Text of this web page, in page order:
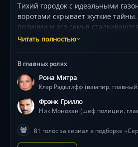
Тихий городок с идеальными
воротами скрывает жуткие
полиции и его семья
истинные лица — вампиры,
Мистический триллер с
и атмосферой вечного напряжения
Читать полностью
В главных ролях
Рона Митра
Клэр Рэдклифф (вампир, главный
Фрэнк Грилло
Ник Монохан (шеф полиции,
81 голос за сериал в подборке